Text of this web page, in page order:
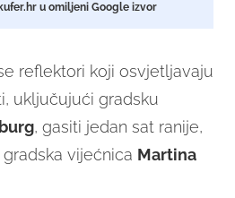
u omiljeni Google izvor
reflektori koji osvjetljavaju
uključujući gradsku
, gasiti jedan sat ranije,
vijećnica Martina